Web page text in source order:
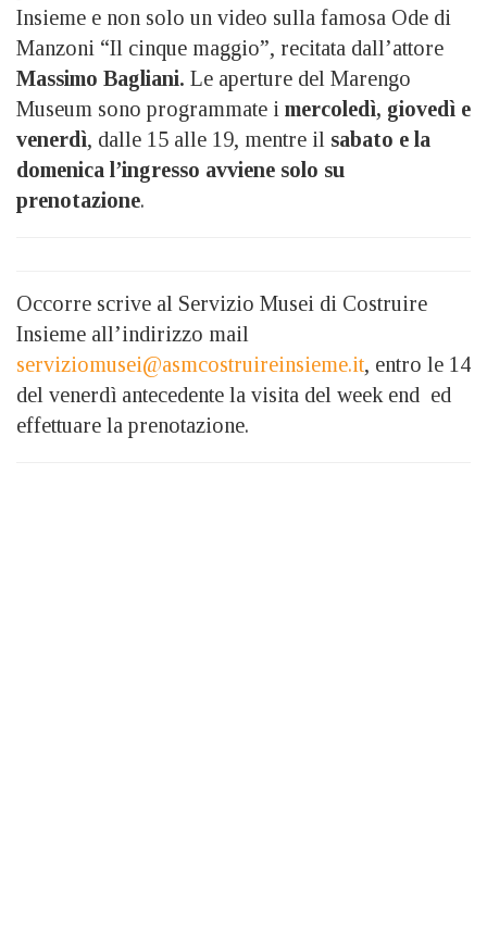
Insieme e non solo un video sulla famosa Ode di
Manzoni “Il cinque maggio”, recitata dall’attore
Massimo Bagliani. Le aperture del Marengo
Museum sono programmate i mercoledì, giovedì e
venerdì, dalle 15 alle 19, mentre il sabato e la
domenica l’ingresso avviene solo su
prenotazione.
Occorre scrive al Servizio Musei di Costruire
Insieme all’indirizzo mail
serviziomusei@asmcostruireinsieme.it, entro le 14
del venerdì antecedente la visita del week end ed
effettuare la prenotazione.